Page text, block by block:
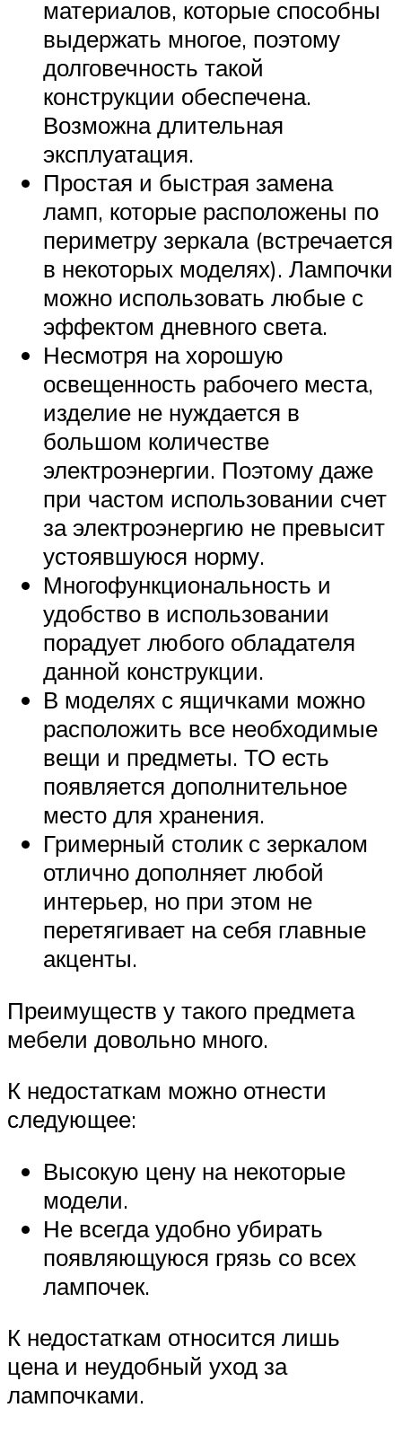
материалов, которые способны
выдержать многое, поэтому
долговечность такой
конструкции обеспечена.
Возможна длительная
эксплуатация.
Простая и быстрая замена
ламп, которые расположены по
периметру зеркала (встречается
в некоторых моделях). Лампочки
можно использовать любые с
эффектом дневного света.
Несмотря на хорошую
освещенность рабочего места,
изделие не нуждается в
большом количестве
электроэнергии. Поэтому даже
при частом использовании счет
за электроэнергию не превысит
устоявшуюся норму.
Многофункциональность и
удобство в использовании
порадует любого обладателя
данной конструкции.
В моделях с ящичками можно
расположить все необходимые
вещи и предметы. ТО есть
появляется дополнительное
место для хранения.
Гримерный столик с зеркалом
отлично дополняет любой
интерьер, но при этом не
перетягивает на себя главные
акценты.
Преимуществ у такого предмета
мебели довольно много.
К недостаткам можно отнести
следующее:
Высокую цену на некоторые
модели.
Не всегда удобно убирать
появляющуюся грязь со всех
лампочек.
К недостаткам относится лишь
цена и неудобный уход за
лампочками.